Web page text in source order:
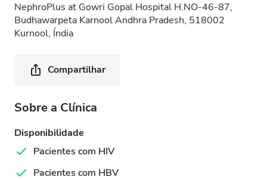
NephroPlus at Gowri Gopal Hospital H.NO-46-87,
Budhawarpeta Karnool Andhra Pradesh, 518002
Kurnool, Índia
Compartilhar
Sobre a Clínica
Disponibilidade
Pacientes com HIV
Pacientes com HBV